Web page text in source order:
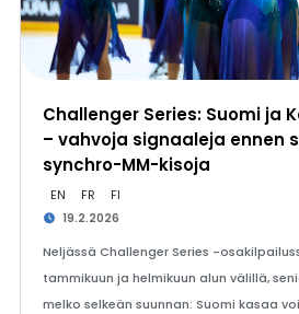
Challenger Series: Suomi ja
– vahvoja signaaleja ennen
synchro-MM-kisoja
EN FR FI
19.2.2026
Neljässä Challenger Series -
tammikuun ja helmikuun alun välillä,
melko selkeän suunnan: Suomi kasaa